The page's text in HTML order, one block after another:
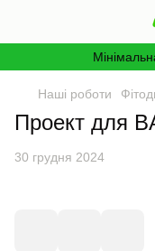
Наші роботи
Проект для
30 грудня 2024